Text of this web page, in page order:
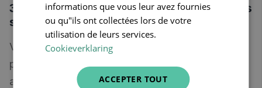
3. Affiliez-vous à une caisse d'assurances
sociales
Votre vie en tant que travailleur indépendant ne
peut commencer qu'une fois que vous êtes
affiliée à une caisse d'assurances sociales. Vous
informations que vous leur avez fournies
ou qu"ils ont collectées lors de votre
utilisation de leurs services.
Cookieverklaring
ACCEPTER TOUT